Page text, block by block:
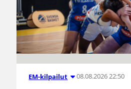
EM-kilpailut 08.08.2026 22:50